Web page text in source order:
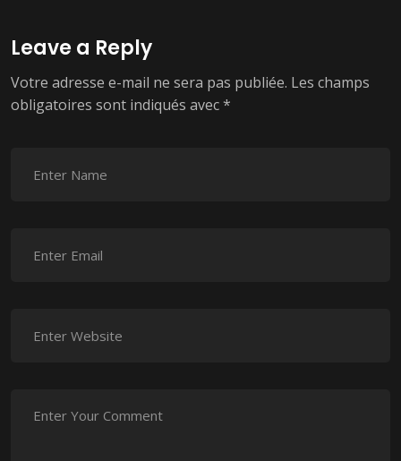
Leave a Reply
Votre adresse e-mail ne sera pas publiée. Les champs
obligatoires sont indiqués avec*